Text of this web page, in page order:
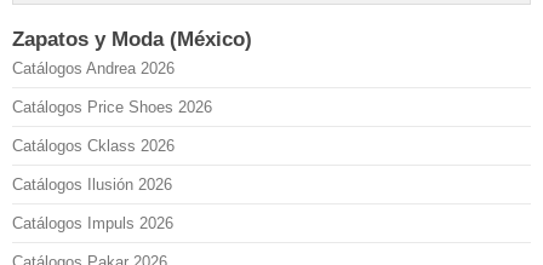
Zapatos y Moda (México)
Catálogos Andrea 2026
Catálogos Price Shoes 2026
Catálogos Cklass 2026
Catálogos Ilusión 2026
Catálogos Impuls 2026